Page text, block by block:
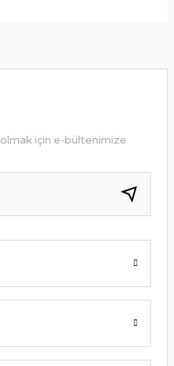
görüntülenemiyor.
pahalı.
olmalı.
için e-bültenimize